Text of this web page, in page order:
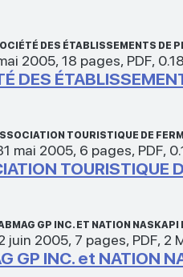
DES ÉTABLISSEMENTS DE
2005,18 pages, PDF,
DES
TOURISTIQUE DE
mai 2005, 6 pages, PDF,
TOURISTIQUE
GP INC. ET NATION NASKAPI
juin 2005, 7 pages, PDF, 2
GP INC. et NATION